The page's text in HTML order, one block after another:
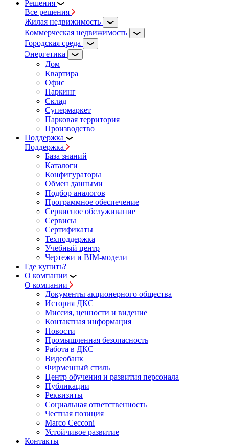
Решения
Все решения
Жилая недвижимость
Коммерческая недвижимость
Городская среда
Энергетика
Дом
Квартира
Офис
Паркинг
Склад
Супермаркет
Парковая территория
Производство
Поддержка
Поддержка
База знаний
Каталоги
Конфигураторы
Обмен данными
Подбор аналогов
Программное обеспечение
Сервисное обслуживание
Сервисы
Сертификаты
Техподдержка
Учебный центр
Чертежи и BIM-модели
Где купить?
О компании
О компании
Документы акционерного общества
История ДКС
Миссия, ценности и видение
Контактная информация
Новости
Промышленная безопасность
Работа в ДКС
Видеобанк
Фирменный стиль
Центр обучения и развития персонала
Публикации
Реквизиты
Социальная ответственность
Честная позиция
Marco Cecconi
Устойчивое развитие
Контакты